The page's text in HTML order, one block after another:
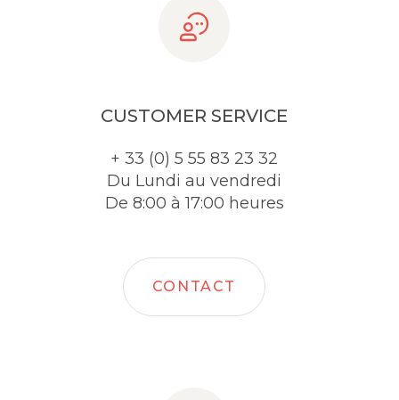
CUSTOMER SERVICE
+ 33 (0) 5 55 83 23 32
Du Lundi au vendredi
De 8:00 à 17:00 heures
CONTACT